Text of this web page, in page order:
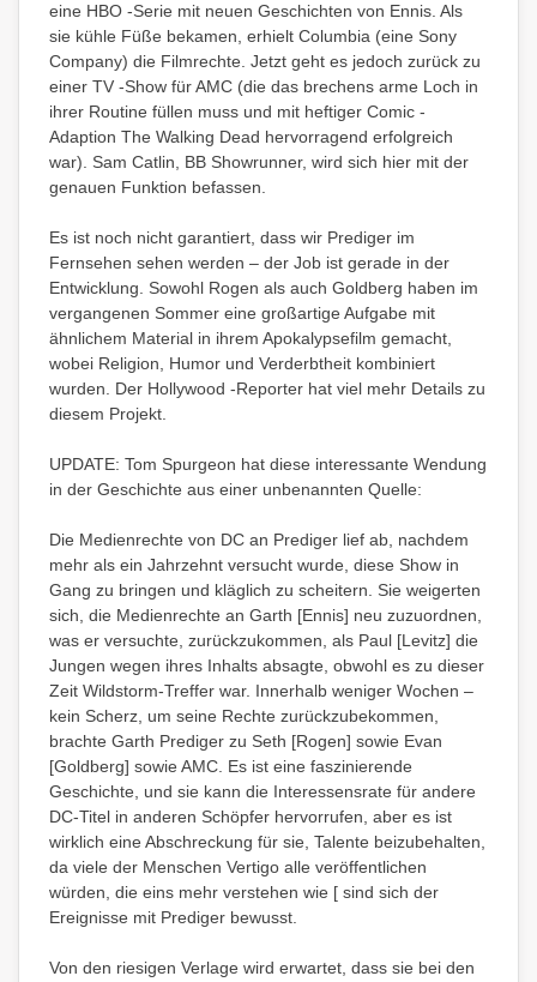
eine HBO -Serie mit neuen Geschichten von Ennis. Als
sie kühle Füße bekamen, erhielt Columbia (eine Sony
Company) die Filmrechte. Jetzt geht es jedoch zurück zu
einer TV -Show für AMC (die das brechens arme Loch in
ihrer Routine füllen muss und mit heftiger Comic -
Adaption The Walking Dead hervorragend erfolgreich
war). Sam Catlin, BB Showrunner, wird sich hier mit der
genauen Funktion befassen.
Es ist noch nicht garantiert, dass wir Prediger im
Fernsehen sehen werden – der Job ist gerade in der
Entwicklung. Sowohl Rogen als auch Goldberg haben im
vergangenen Sommer eine großartige Aufgabe mit
ähnlichem Material in ihrem Apokalypsefilm gemacht,
wobei Religion, Humor und Verderbtheit kombiniert
wurden. Der Hollywood -Reporter hat viel mehr Details zu
diesem Projekt.
UPDATE: Tom Spurgeon hat diese interessante Wendung
in der Geschichte aus einer unbenannten Quelle:
Die Medienrechte von DC an Prediger lief ab, nachdem
mehr als ein Jahrzehnt versucht wurde, diese Show in
Gang zu bringen und kläglich zu scheitern. Sie weigerten
sich, die Medienrechte an Garth [Ennis] neu zuzuordnen,
was er versuchte, zurückzukommen, als Paul [Levitz] die
Jungen wegen ihres Inhalts absagte, obwohl es zu dieser
Zeit Wildstorm-Treffer war. Innerhalb weniger Wochen –
kein Scherz, um seine Rechte zurückzubekommen,
brachte Garth Prediger zu Seth [Rogen] sowie Evan
[Goldberg] sowie AMC. Es ist eine faszinierende
Geschichte, und sie kann die Interessensrate für andere
DC-Titel in anderen Schöpfer hervorrufen, aber es ist
wirklich eine Abschreckung für sie, Talente beizubehalten,
da viele der Menschen Vertigo alle veröffentlichen
würden, die eins mehr verstehen wie [ sind sich der
Ereignisse mit Prediger bewusst.
Von den riesigen Verlage wird erwartet, dass sie bei den